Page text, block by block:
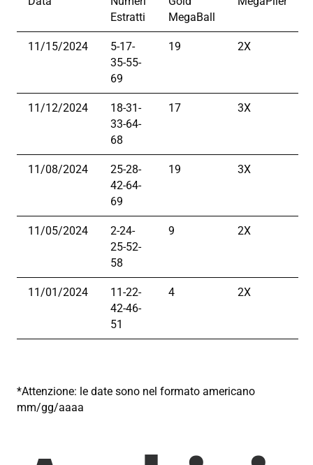
Estratti
MegaBall
11/15/2024
5-17-
35-55-
69
19 2X
11/12/2024
18-31-
33-64-
68
17 3X
11/08/2024
25-28-
42-64-
69
19 3X
11/05/2024
2-24-
25-52-
58
9 2X
11/01/2024
11-22-
42-46-
51
4 2X
*Attenzione: le date sono nel formato americano
mm/gg/aaaa